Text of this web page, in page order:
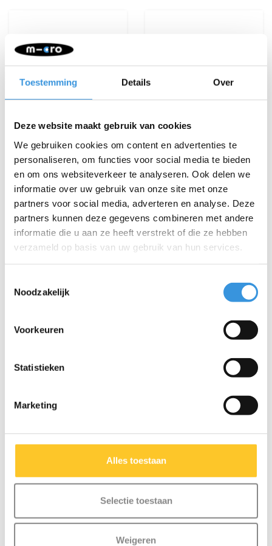
Toestemming Details Over
Deze website maakt gebruik van cookies
We gebruiken cookies om content en advertenties te
personaliseren, om functies voor social media te bieden
en om ons websiteverkeer te analyseren. Ook delen we
informatie over uw gebruik van onze site met onze
partners voor social media, adverteren en analyse. Deze
partners kunnen deze gegevens combineren met andere
informatie die u aan ze heeft verstrekt of die ze hebben
verzameld op basis van uw gebruik van hun services.
Noodzakelijk
Voorkeuren
Statistieken
Marketing
Alles toestaan
Selectie toestaan
Weigeren
Yumbox Squeezy
Monster flesjes
€14,95
Deliverytime
Yumbox set van
siliconen bakjes
€10,95
Deliverytime
NIEUW
Yumbox Pochette
€11,95 €22,95 €19,95